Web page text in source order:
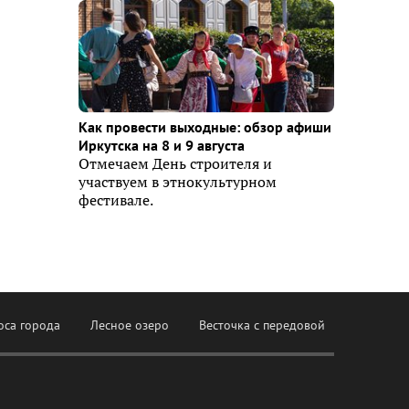
Как провести выходные: обзор афиши
Иркутска на 8 и 9 августа
Отмечаем День строителя и
участвуем в этнокультурном
фестивале.
города Лесное озеро Весточка с передовой